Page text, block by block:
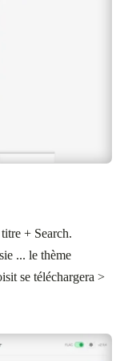
+ Search.
... le thème
se téléchargera >